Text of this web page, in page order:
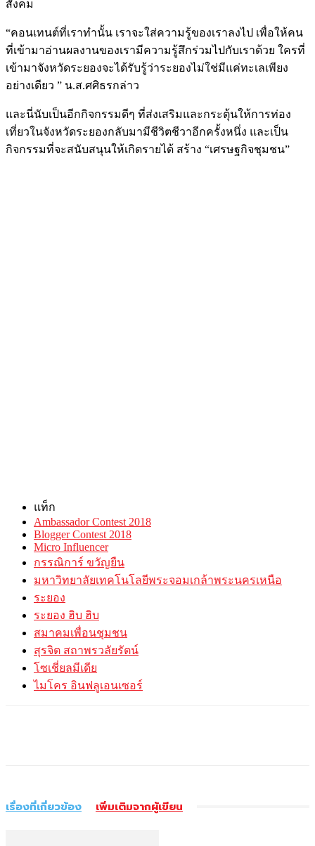
สังคม
“คอนเทนต์ที่เราทำนั้น เราจะใส่ความรู้ของเราลงไป เพื่อให้คน
ที่เข้ามาอ่านผลงานของเรามีความรู้สึกร่วมไปกับเราด้วย ใครที่
เข้ามาจังหวัดระยองจะได้รับรู้ว่าระยองไม่ใช่มีแค่ทะเลเพียง
อย่างเดียว ” น.ส.ศศิธรกล่าว
และนี่นับเป็นอีกกิจกรรมดีๆ ที่ส่งเสริมและกระตุ้นให้การท่อง
เที่ยวในจังหวัดระยองกลับมามีชีวิตชีวาอีกครั้งหนึ่ง และเป็น
กิจกรรมที่จะสนับสนุนให้เกิดรายได้ สร้าง “เศรษฐกิจชุมชน”
แท็ก
Ambassador Contest 2018
Blogger Contest 2018
Micro Influencer
กรรณิการ์ ขวัญยืน
มหาวิทยาลัยเทคโนโลยีพระจอมเกล้าพระนครเหนือ
ระยอง
ระยอง ฮิบ ฮิบ
สมาคมเพื่อนชุมชน
สุรจิต สถาพรวลัยรัตน์
โซเชี่ยลมีเดีย
ไมโคร อินฟลูเอนเซอร์
เรื่องที่เกี่ยวข้อง เพิ่มเติมจากผู้เขียน